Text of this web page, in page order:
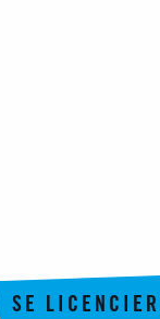
SE LICENCIER